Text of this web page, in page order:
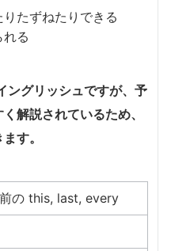
たずねたりできる
る
ングリッシュですが、予
解説されているため、
す。
の this, last, every